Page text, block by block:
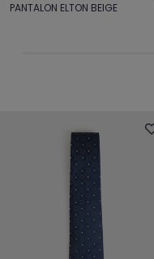
PANTALON ELTON BEIGE